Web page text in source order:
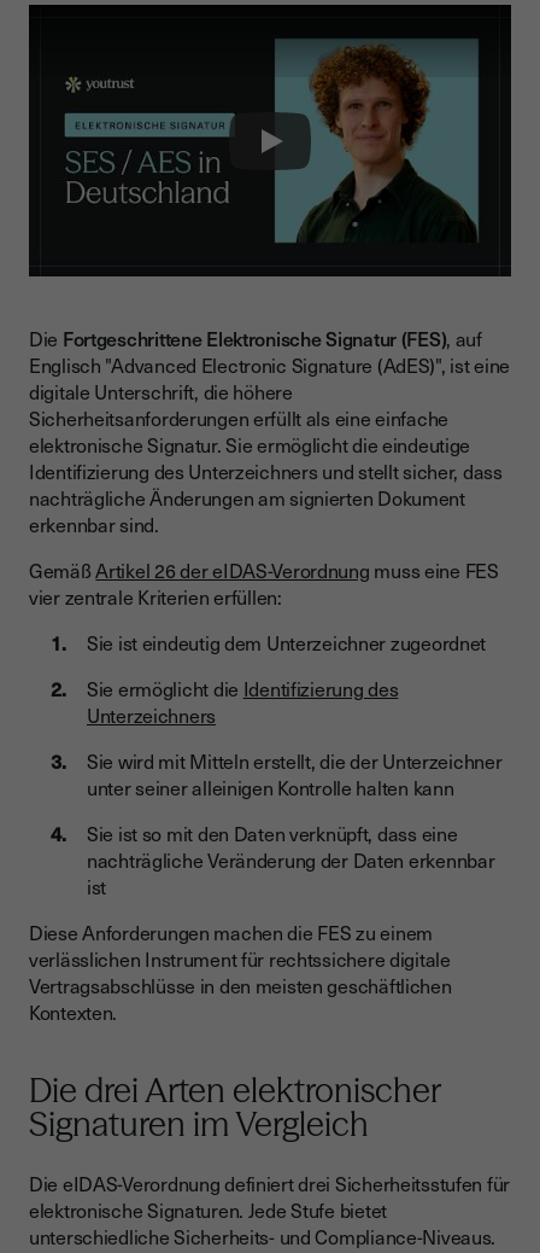
Play
Die Fortgeschrittene Elektronische Signatur (FES), auf
Englisch "Advanced Electronic Signature (AdES)", ist eine
digitale Unterschrift, die höhere
Sicherheitsanforderungen erfüllt als eine einfache
elektronische Signatur. Sie ermöglicht die eindeutige
Identifizierung des Unterzeichners und stellt sicher, dass
nachträgliche Änderungen am signierten Dokument
erkennbar sind.
GemäßArtikel 26 der eIDAS-Verordnung muss eine FES
vier zentrale Kriterien erfüllen:
Sie ist eindeutig dem Unterzeichner zugeordnet
Sie ermöglicht die Identifizierung des
Unterzeichners
Sie wird mit Mitteln erstellt, die der Unterzeichner
unter seiner alleinigen Kontrolle halten kann
Sie ist so mit den Daten verknüpft, dass eine
nachträgliche Veränderung der Daten erkennbar
ist
Diese Anforderungen machen die FES zu einem
verlässlichen Instrument für rechtssichere digitale
Vertragsabschlüsse in den meisten geschäftlichen
Kontexten.
Die drei Arten elektronischer
Signaturen im Vergleich
Die eIDAS-Verordnung definiert drei Sicherheitsstufen für
elektronische Signaturen. Jede Stufe bietet
unterschiedliche Sicherheits- und Compliance-Niveaus.